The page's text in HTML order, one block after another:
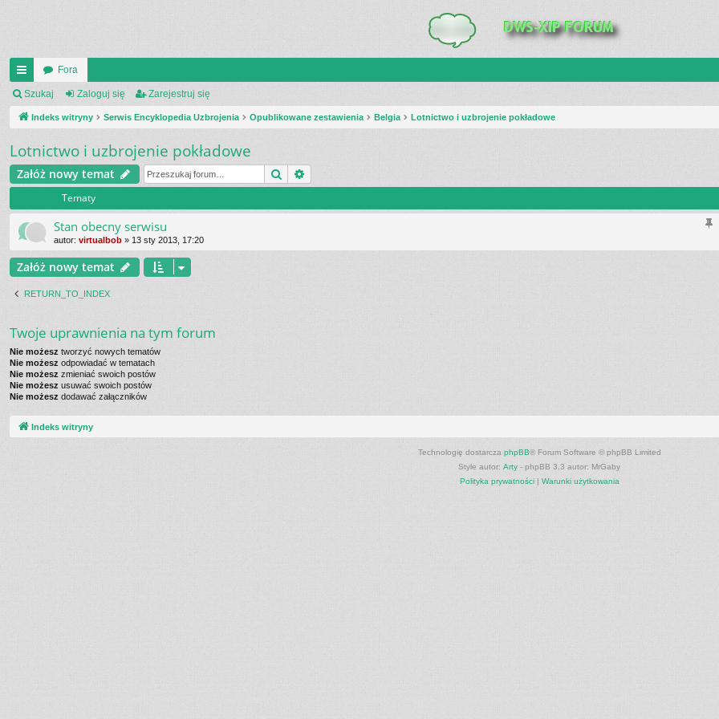
UI
C
_L
IN
K
S
Fora
Szukaj Zaloguj się Zarejestruj się
Indeks witryny Serwis Encyklopedia Uzbrojenia Opublikowane zestawienia Belgia Lotnictwo i uzbrojenie pokładowe
Lotnictwo i uzbrojenie pokładowe
Załóż nowy temat Szukaj
Tematy
Stan obecny serwisu
autor: virtualbob » 13 sty 2013, 17:20
Załóż nowy temat
RETURN_TO_INDEX
Twoje uprawnienia na tym forum
Nie możesz tworzyć nowych tematów
Nie możesz odpowiadać w tematach
Nie możesz zmieniać swoich postów
Nie możesz usuwać swoich postów
Nie możesz dodawać załączników
Indeks witryny
Technologię dostarcza phpBB® Forum Software © phpBB Limited
Style autor: Arty - phpBB 3.3 autor: MrGaby
Polityka prywatności| Warunki użytkowania